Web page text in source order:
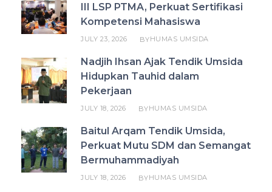
III LSP PTMA, Perkuat Sertifikasi
Kompetensi Mahasiswa
JULY 23, 2026 BYHUMAS UMSIDA
Nadjih Ihsan Ajak Tendik Umsida
Hidupkan Tauhid dalam
Pekerjaan
JULY 18, 2026 BYHUMAS UMSIDA
Baitul Arqam Tendik Umsida,
Perkuat Mutu SDM dan Semangat
Bermuhammadiyah
JULY 18, 2026 BYHUMAS UMSIDA